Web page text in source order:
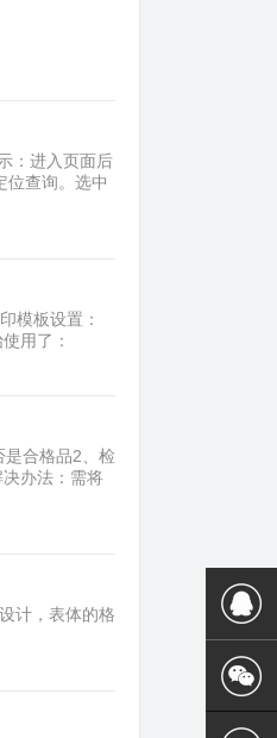
：进入页面后
位查询。选中
模板设置：
用了：
合格品2、检
办法：需将
计，表体的格